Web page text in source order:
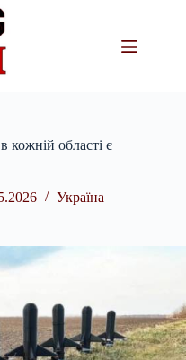
кожній області є
Україна